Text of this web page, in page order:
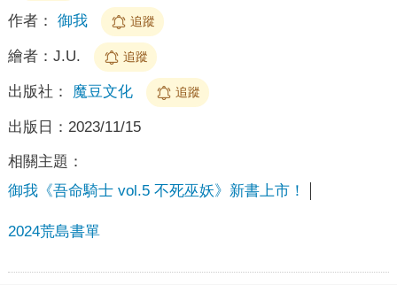
作者： 御我 追蹤
繪者： J.U. 追蹤
出版社： 魔豆文化 追蹤
出版日： 2023/11/15
相關主題：
御我《吾命騎士 vol.5 不死巫妖》新書上市！
2024荒島書單